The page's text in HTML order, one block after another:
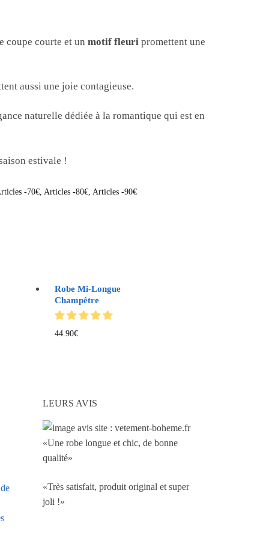
coupe courte et unmotif fleuri promettent une
aussi une joie contagieuse.
naturelle dédiée à la romantique qui est en
estivale !
-70€ Articles -80€ Articles -90€
Robe Mi-Longue
Champêtre
44.90€
LEURS AVIS
«Une robe longue et chic, de bonne
qualité»
«Très satisfait, produit original et super
joli !»